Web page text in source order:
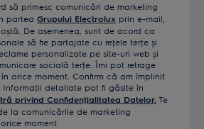
să primesc comunicări de marketing
partea Grupului Electrolux prin e-mail,
De asemenea, sunt de acord ca
să fie partajate cu reţele terţe și
personalizate pe site-uri web și
socială terţe. Îmi pot retrage
orice moment. Confirm că am împlinit
Informaţii detaliate pot fi găsite în
privind Confidenţialitatea Datelor. Te
la comunicările de marketing
moment.